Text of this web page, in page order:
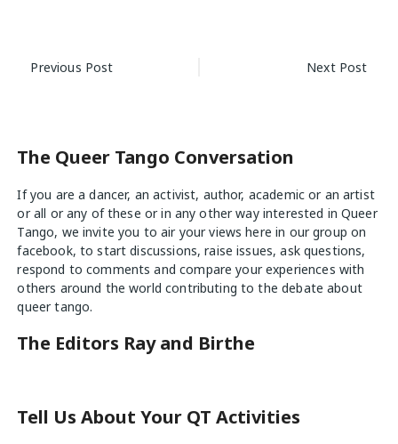
Post
Previous Post Next Post
The Queer Tango Conversation
If you are a dancer, an activist, author, academic or an artist
or all or any of these or in any other way interested in Queer
Tango, we invite you to air your viewshere in our group on
facebook, to start discussions, raise issues, ask questions,
respond to comments and compare your experiences with
others around the world contributing to the debate about
queer tango.
The Editors Ray and Birthe
Tell Us About Your QT Activities